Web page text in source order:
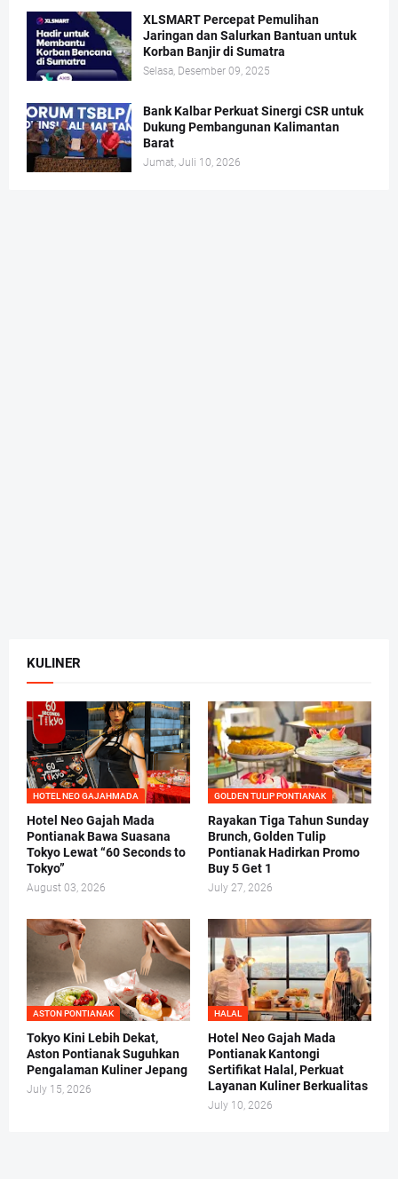
XLSMART Percepat Pemulihan
Jaringan dan Salurkan Bantuan untuk
Korban Banjir di Sumatra
Selasa, Desember 09, 2025
Bank Kalbar Perkuat Sinergi CSR untuk
Dukung Pembangunan Kalimantan
Barat
Jumat, Juli 10, 2026
KULINER
HOTEL NEO GAJAHMADA
Hotel Neo Gajah Mada
Pontianak Bawa Suasana
Tokyo Lewat “60 Seconds to
Tokyo”
August 03, 2026
GOLDEN TULIP PONTIANAK
Rayakan Tiga Tahun Sunday
Brunch, Golden Tulip
Pontianak Hadirkan Promo
Buy 5 Get 1
July 27, 2026
ASTON PONTIANAK
Tokyo Kini Lebih Dekat,
Aston Pontianak Suguhkan
Pengalaman Kuliner Jepang
July 15, 2026
HALAL
Hotel Neo Gajah Mada
Pontianak Kantongi
Sertifikat Halal, Perkuat
Layanan Kuliner Berkualitas
July 10, 2026